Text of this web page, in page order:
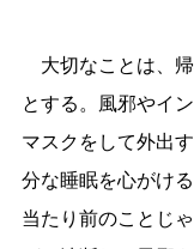
大切なことは、
とする。風邪やイ
マスクをして外出
分な睡眠を心がけ
当たり前のことじ